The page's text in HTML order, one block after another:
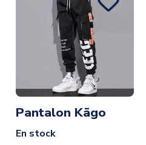
Pantalon Kāgo
En stock